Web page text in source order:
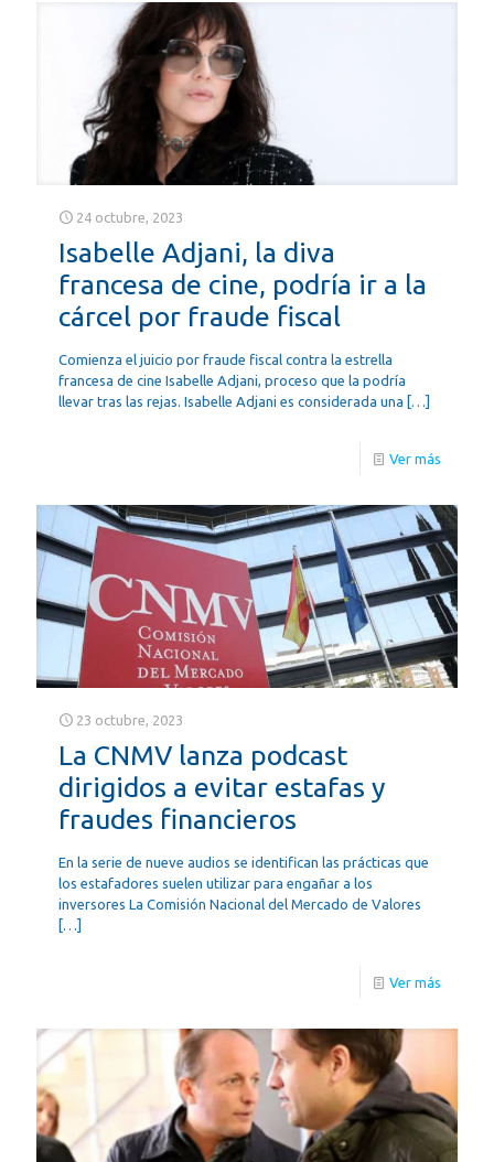
24 octubre, 2023
Isabelle Adjani, la diva
francesa de cine, podría ir a la
cárcel por fraude fiscal
Comienza el juicio por fraude fiscal contra la estrella
francesa de cine Isabelle Adjani, proceso que la podría
llevar tras las rejas. Isabelle Adjani es considerada una […]
Ver más
23 octubre, 2023
La CNMV lanza podcast
dirigidos a evitar estafas y
fraudes financieros
En la serie de nueve audios se identifican las prácticas que
los estafadores suelen utilizar para engañar a los
inversores La Comisión Nacional del Mercado de Valores
[…]
Ver más